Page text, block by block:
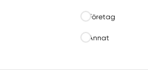
Företag
Annat